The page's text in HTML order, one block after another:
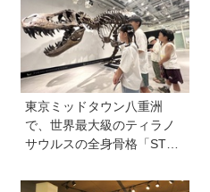
東京ミッドタウン八重洲
で、世界最大級のティラノ
サウルスの全身骨格「STA
DS EXPO 2026 ダイナソー